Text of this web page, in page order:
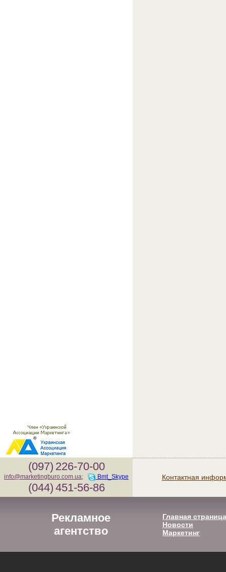
(097) 226-70-00
info@marketingburo.com.ua; Bmt_Skype
(044) 451-56-86
Контактная
Рекламное
агентство
Главная страница
Новости
Маркетинг